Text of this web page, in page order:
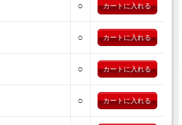
○
○
○
○